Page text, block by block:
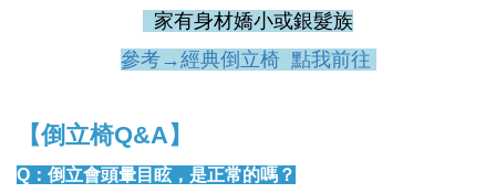
家有身材嬌小或銀髮族
參考→經典倒立椅 點我前往
【倒立椅Q&A】
Q：倒立會頭暈目眩，是正常的嗎？